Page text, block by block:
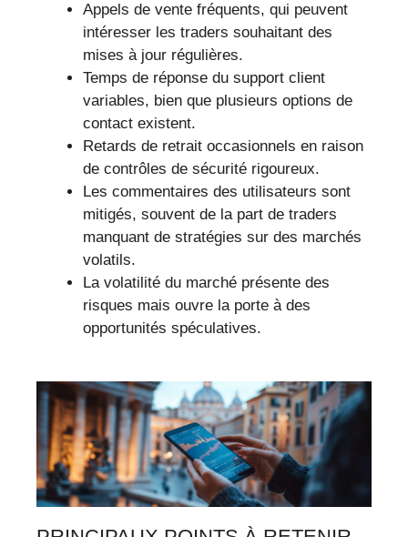
Appels de vente fréquents, qui peuvent
intéresser les traders souhaitant des
mises à jour régulières.
Temps de réponse du support client
variables, bien que plusieurs options de
contact existent.
Retards de retrait occasionnels en raison
de contrôles de sécurité rigoureux.
Les commentaires des utilisateurs sont
mitigés, souvent de la part de traders
manquant de stratégies sur des marchés
volatils.
La volatilité du marché présente des
risques mais ouvre la porte à des
opportunités spéculatives.